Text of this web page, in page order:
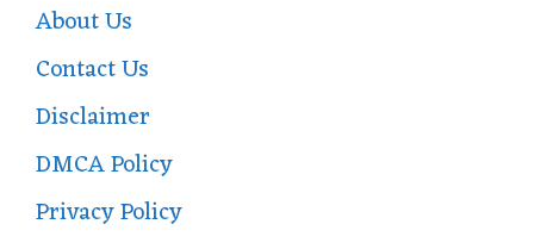
About Us
Contact Us
Disclaimer
DMCA Policy
Privacy Policy